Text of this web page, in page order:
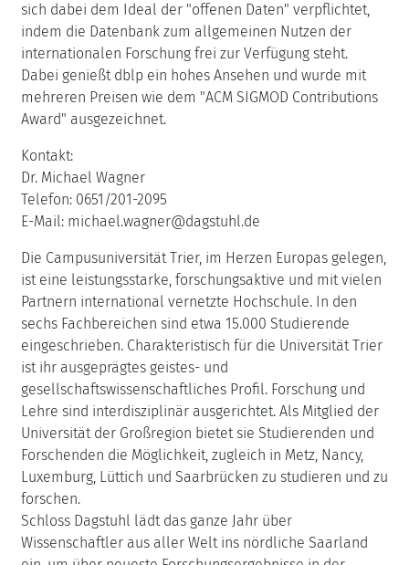
sich dabei dem Ideal der "offenen Daten" verpflichtet,
indem die Datenbank zum allgemeinen Nutzen der
internationalen Forschung frei zur Verfügung steht.
Dabei genießt dblp ein hohes Ansehen und wurde mit
mehreren Preisen wie dem "ACM SIGMOD Contributions
Award" ausgezeichnet.
Kontakt:
Dr. Michael Wagner
Telefon: 0651/201-2095
E-Mail: michael.wagner@dagstuhl.de
Die Campusuniversität Trier, im Herzen Europas gelegen,
ist eine leistungsstarke, forschungsaktive und mit vielen
Partnern international vernetzte Hochschule. In den
sechs Fachbereichen sind etwa 15.000 Studierende
eingeschrieben. Charakteristisch für die Universität Trier
ist ihr ausgeprägtes geistes- und
gesellschaftswissenschaftliches Profil. Forschung und
Lehre sind interdisziplinär ausgerichtet. Als Mitglied der
Universität der Großregion bietet sie Studierenden und
Forschenden die Möglichkeit, zugleich in Metz, Nancy,
Luxemburg, Lüttich und Saarbrücken zu studieren und zu
forschen.
Schloss Dagstuhl lädt das ganze Jahr über
Wissenschaftler aus aller Welt ins nördliche Saarland